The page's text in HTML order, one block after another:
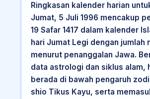
Ringkasan kalender harian
Jumat, 5 Juli 1996 mencakup
19 Safar 1417 dalam kalender
hari Jumat Legi dengan jumlah
menurut penanggalan Jawa.
data astrologi dan siklus alam,
berada di bawah pengaruh
shio Tikus Kayu, serta